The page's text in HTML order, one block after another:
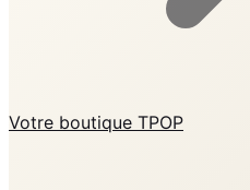
Votre boutique TPOP